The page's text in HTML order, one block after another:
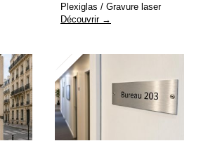
Plexiglas / Gravure laser
Découvrir →